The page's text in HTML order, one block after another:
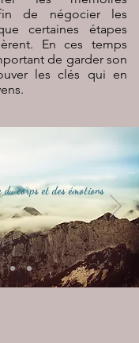
de négocier les
certaines étapes
En ces temps
de garder son
les clés qui en
corps et des émotions